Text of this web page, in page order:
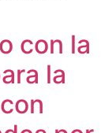
con la
la